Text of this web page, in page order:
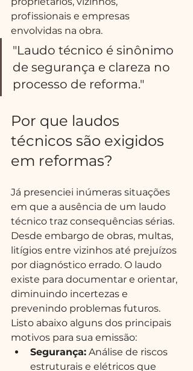
profissionais e empresas
envolvidas na obra.
"Laudo técnico é sinônimo
de segurança e clareza no
processo de reforma."
Por que laudos
técnicos são exigidos
em reformas?
Já presenciei inúmeras situações
em que a ausência de um laudo
técnico traz consequências sérias.
Desde embargo de obras, multas,
litígios entre vizinhos até prejuízos
por diagnóstico errado. O laudo
existe para documentar e orientar,
diminuindo incertezas e
prevenindo problemas futuros.
Listo abaixo alguns dos principais
motivos para sua emissão:
Segurança: Análise de riscos
estruturais e elétricos que